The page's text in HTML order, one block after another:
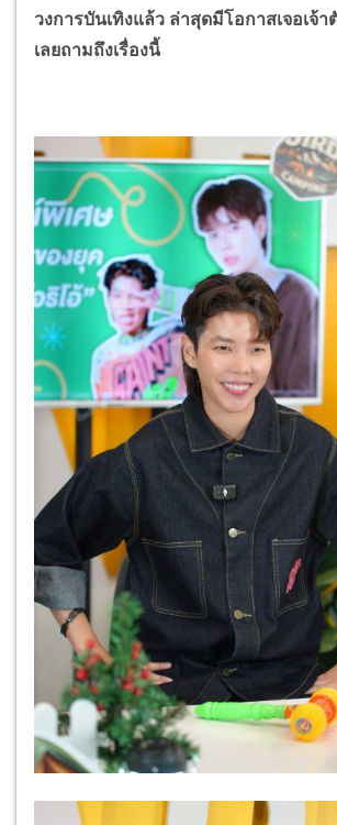
วงการบันเทิงแล้ว ล่าสุดมีโอกาสเจอเจ้า
เลยถามถึงเรื่องนี้